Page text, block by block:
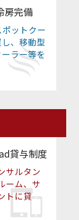
房完備
ットクー
、移動型
ラー等を
貸与制度
サルタン
ーム、サ
トに貸